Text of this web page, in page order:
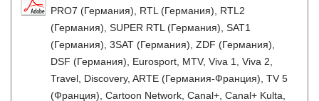
PRO7 (Германия), RTL (Германия), RTL2
(Германия), SUPER RTL (Германия), SAT1
(Германия), 3SAT (Германия), ZDF (Германия),
DSF (Германия), Eurosport, MTV, Viva 1, Viva 2,
Travel, Discovery, ARTE (Германия-Франция), TV 5
(Франция), Cartoon Network, Canal+, Canal+ Kulta,